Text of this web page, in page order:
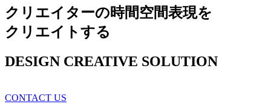
クリエイターの時間空間表現を
クリエイトする
DESIGN CREATIVE SOLUTION
CONTACT US